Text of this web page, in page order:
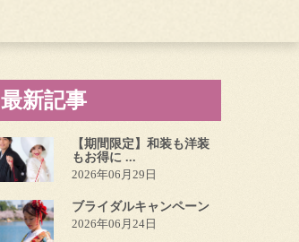
最新記事
【期間限定】和装も洋装
もお得に ...
2026年06月29日
ブライダルキャンペーン
2026年06月24日